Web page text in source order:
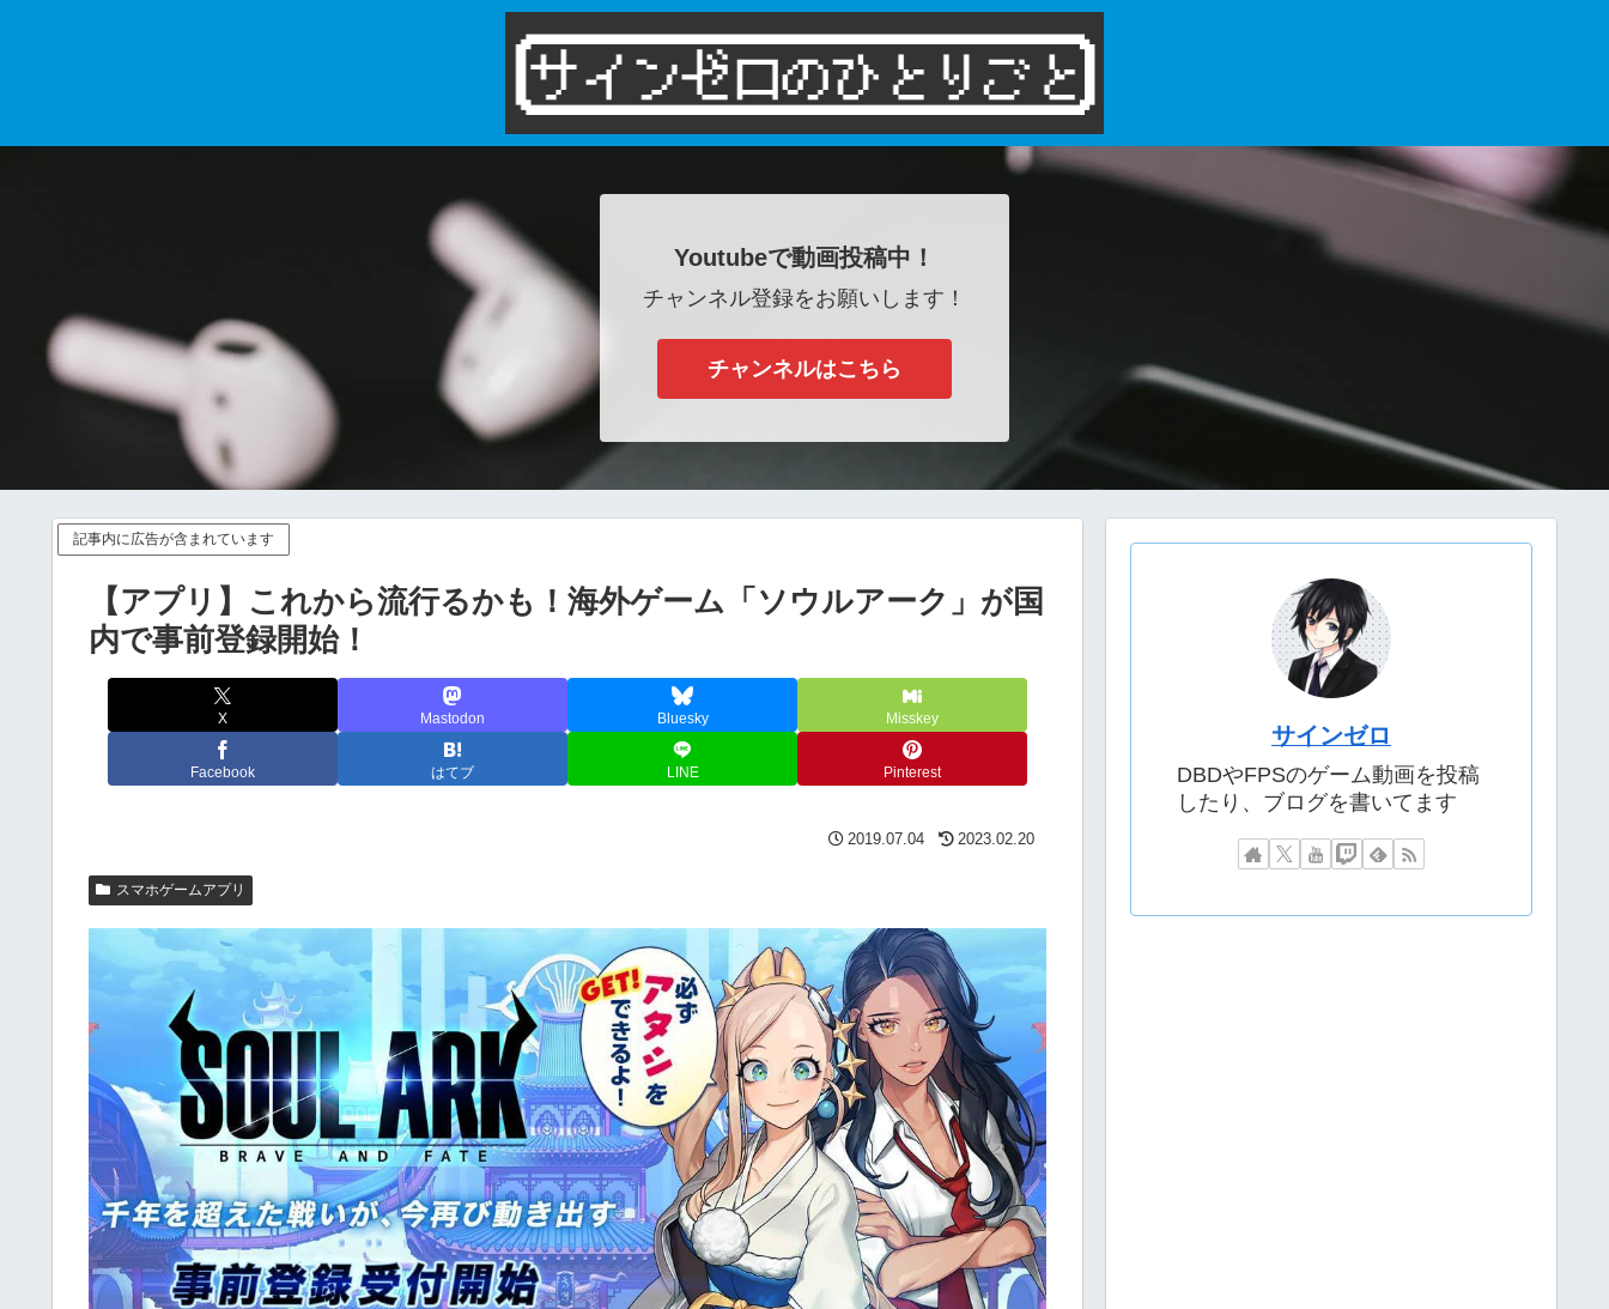
Youtubeで動画投稿中！
チャンネル登録をお願いします！
チャンネルはこちら
記事内に広告が含まれています
【アプリ】これから流行るかも！海外ゲーム「ソウルアーク」が国
内で事前登録開始！
X Mastodon Bluesky Misskey
Facebook はてブ LINE Pinterest
2019.07.04 2023.02.20
スマホゲームアプリ
サインゼロ
DBDやFPSのゲーム動画を投稿
したり、ブログを書いてます